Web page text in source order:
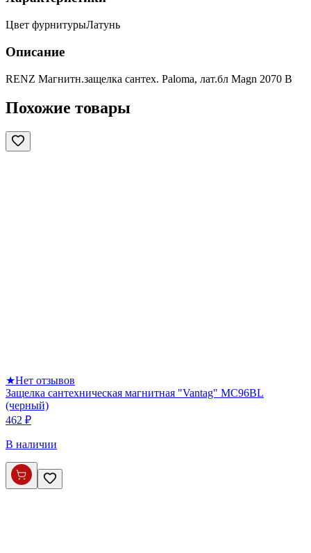
Цвет фурнитурыЛатунь
Описание
RENZ Магнитн.защелка сантех. Paloma, лат.бл Magn 2070 B
Похожие товары
★Нет отзывов
Защелка сантехническая магнитная "Vantag" MC96BL
(черный)
462 ₽
В наличии